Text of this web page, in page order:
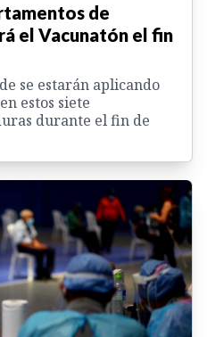
de
el Vacunatón el fin
se estarán aplicando
estos siete
durante el fin de